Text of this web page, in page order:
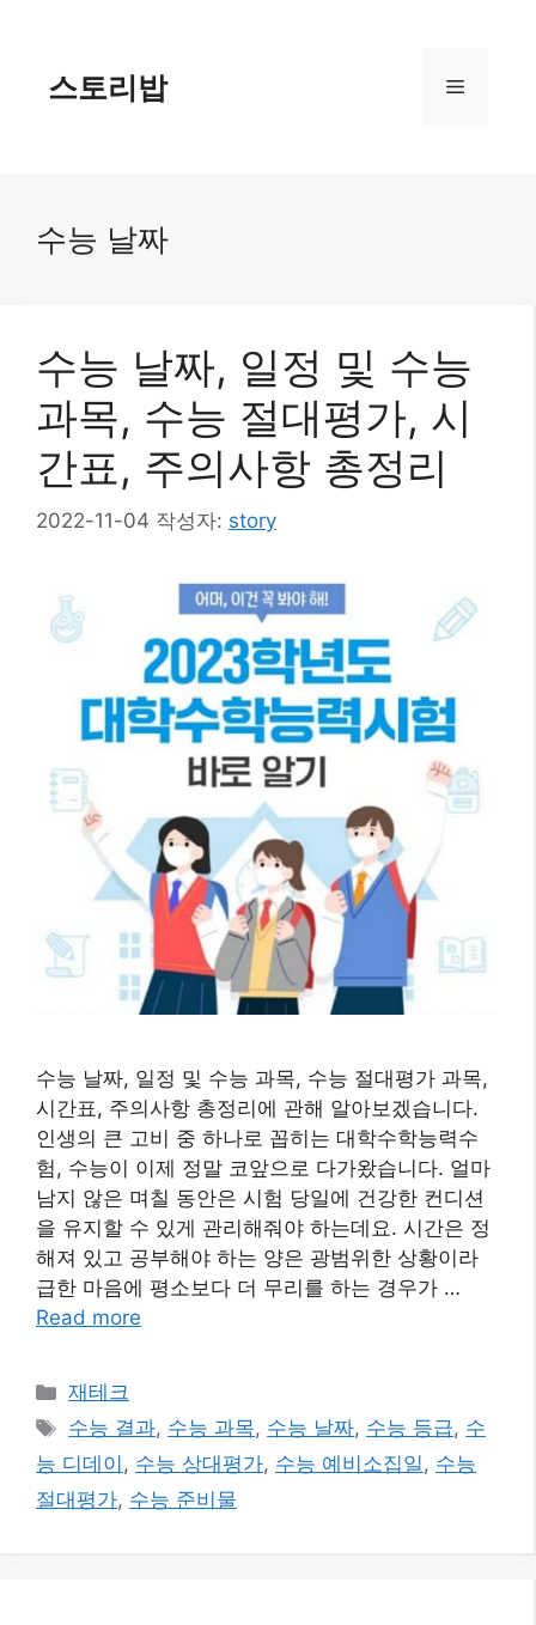
스토리밥 메
수능 날짜
수능 날짜, 일정 및 수능
과목, 수능 절대평가, 시
간표, 주의사항 총정리
2022-11-04 작성자: story
수능 날짜, 일정 및 수능 과목, 수능 절대평가 과목,
시간표, 주의사항 총정리에 관해 알아보겠습니다.
인생의 큰 고비 중 하나로 꼽히는 대학수학능력수
험, 수능이 이제 정말 코앞으로 다가왔습니다. 얼마
남지 않은 며칠 동안은 시험 당일에 건강한 컨디션
을 유지할 수 있게 관리해줘야 하는데요. 시간은 정
해져 있고 공부해야 하는 양은 광범위한 상황이라
급한 마음에 평소보다 더 무리를 하는 경우가 …
Read more
카
테
리
재테크
태
그
수능 결과, 수능 과목, 수능 날짜, 수능 등급, 수
능 디데이 , 수능 상대평가, 수능 예비소집일, 수능
절대평가, 수능 준비물